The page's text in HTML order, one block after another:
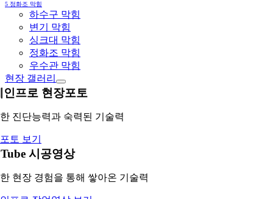
5 정화조 막힘
하수구 막힘
변기 막힘
싱크대 막힘
정화조 막힘
우수관 막힘
현장 갤러리
인프로 현장포토
진단능력과 숙력된 기술력
토 보기
시공영상
현장 경험을 통해 쌓아온 기술력